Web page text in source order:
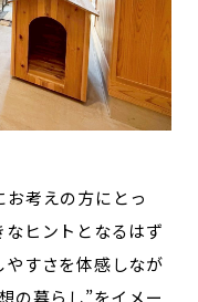
考えの方にとっ
ヒントとなるはず
すさを体感しなが
の暮らし”をイメー